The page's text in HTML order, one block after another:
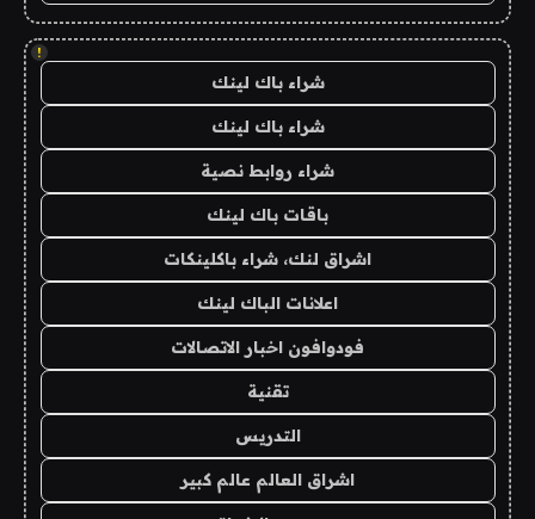
!
شراء باك لينك
شراء باك لينك
شراء روابط نصية
باقات باك لينك
اشراق لنك، شراء باكلينكات
اعلانات الباك لينك
فودوافون اخبار الاتصالات
تقنية
التدريس
اشراق العالم عالم كبير